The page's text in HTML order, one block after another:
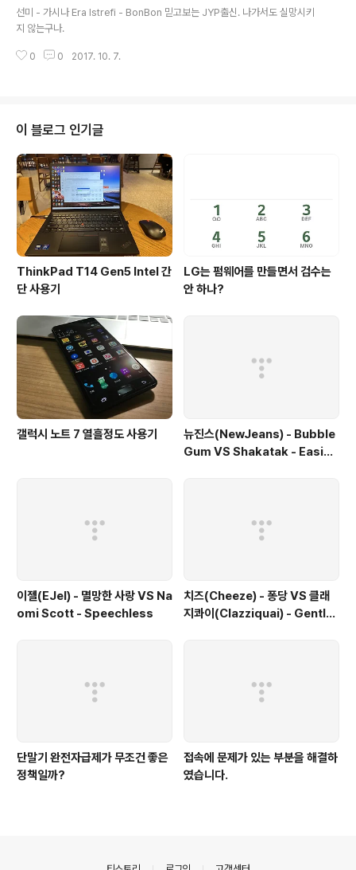
선미 - 가시나 Era Istrefi - BonBon 믿고보는 JYP출신. 나가서도 실망시키
지 않는구나.
0 0 2017. 10. 7.
이 블로그 인기글
ThinkPad T14 Gen5 Intel 간
단 사용기
LG는 펌웨어를 만들면서 검수는
안 하나?
갤럭시 노트 7 열흘정도 사용기
뉴진스(NewJeans) - Bubble
Gum VS Shakatak - Easier
이젤(EJel) - 멸망한 사랑 VS Na
omi Scott - Speechless
치즈(Cheeze) - 퐁당 VS 클래
지콰이(Clazziquai) - Gentle
단말기 완전자급제가 무조건 좋은
정책일까?
접속에 문제가 있는 부분을 해결하
였습니다.